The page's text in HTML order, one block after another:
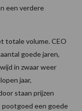
een verdere
totale volume. CEO
goede jaren,
in zwaar weer
jaar,
staan prijzen
pootgoed een goede